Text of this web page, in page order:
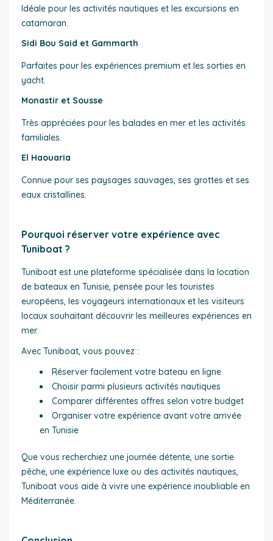
Idéale pour les activités nautiques et les excursions en
catamaran.
Sidi Bou Said et Gammarth
Parfaites pour les expériences premium et les sorties en
yacht.
Monastir et Sousse
Très appréciées pour les balades en mer et les activités
familiales.
El Haouaria
Connue pour ses paysages sauvages, ses grottes et ses
eaux cristallines.
Pourquoi réserver votre expérience avec
Tuniboat ?
Tuniboat est une plateforme spécialisée dans la location
de bateaux en Tunisie, pensée pour les touristes
européens, les voyageurs internationaux et les visiteurs
locaux souhaitant découvrir les meilleures expériences en
mer.
Avec Tuniboat, vous pouvez :
Réserver facilement votre bateau en ligne
Choisir parmi plusieurs activités nautiques
Comparer différentes offres selon votre budget
Organiser votre expérience avant votre arrivée
en Tunisie
Que vous recherchiez une journée détente, une sortie
pêche, une expérience luxe ou des activités nautiques,
Tuniboat vous aide à vivre une expérience inoubliable en
Méditerranée.